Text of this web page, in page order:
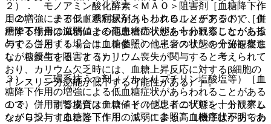
１２）． チアジド系利尿剤（トリクロルメチアジド）［血
糖降下作用の減弱による高血糖症状があらわれることがある
ので、併用する場合は血糖値その他患者の状態を十分観察し
ながら投与すること（カリウム喪失が関与すると考えられて
おり、カリウム欠乏時には、血糖上昇反応に対するβ細胞の
インスリン分泌能が低下する可能性がある）］。
１３）． 副腎皮質ステロイド（プレドニゾロン、トリアム
シノロン）［血糖降下作用の減弱による高血糖症状があらわ
２）． モノアミン酸化酵素＜ＭＡＯ＞阻害剤［血糖降下作
用の増強による低血糖症状があらわれることがあるので、併
用する場合は血糖値その他患者の状態を十分観察しながら投
与すること〔１１．１．１参照〕（インスリンの分泌を促進
し、糖新生を阻害する）］。
３）． 三環系抗うつ剤（ノルトリプチリン塩酸塩等）［血
糖降下作用の増強による低血糖症状があらわれることがある
ので、併用する場合は血糖値その他患者の状態を十分観察し
ながら投与すること〔１１．１．１参照〕（機序は不明であ